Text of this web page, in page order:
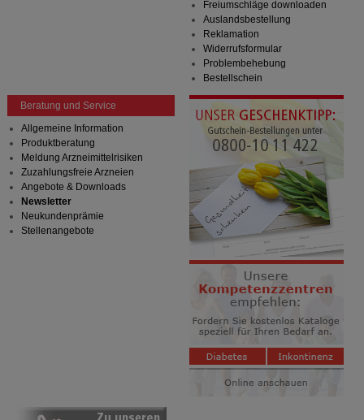
Freiumschläge downloaden
Auslandsbestellung
Reklamation
Widerrufsformular
Problembehebung
Bestellschein
Beratung und Service
Allgemeine Information
Produktberatung
Meldung Arzneimittelrisiken
Zuzahlungsfreie Arzneien
Angebote & Downloads
Newsletter
Neukundenprämie
Stellenangebote